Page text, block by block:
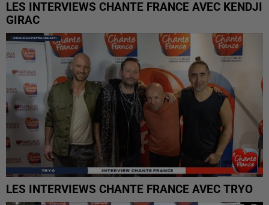
LES INTERVIEWS CHANTE FRANCE AVEC KENDJI
GIRAC
LES INTERVIEWS CHANTE FRANCE AVEC TRYO